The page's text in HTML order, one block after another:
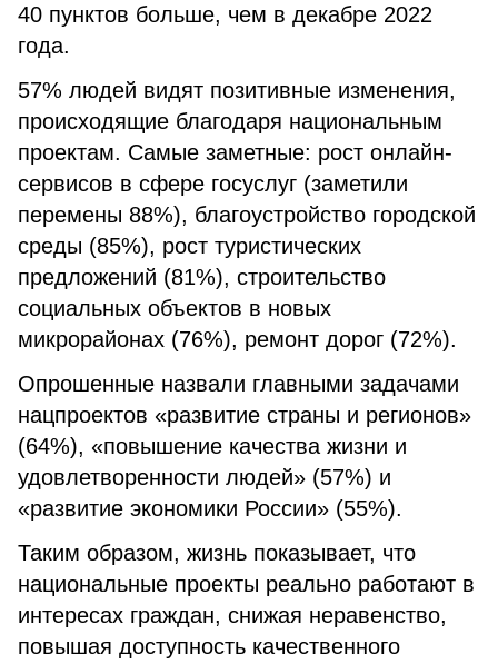
40 пунктов больше, чем в декабре 2022
года.
57% людей видят позитивные изменения,
происходящие благодаря национальным
проектам. Самые заметные: рост онлайн-
сервисов в сфере госуслуг (заметили
перемены 88%), благоустройство городской
среды (85%), рост туристических
предложений (81%), строительство
социальных объектов в новых
микрорайонах (76%), ремонт дорог (72%).
Опрошенные назвали главными задачами
нацпроектов «развитие страны и регионов»
(64%), «повышение качества жизни и
удовлетворенности людей» (57%) и
«развитие экономики России» (55%).
Таким образом, жизнь показывает, что
национальные проекты реально работают в
интересах граждан, снижая неравенство,
повышая доступность качественного